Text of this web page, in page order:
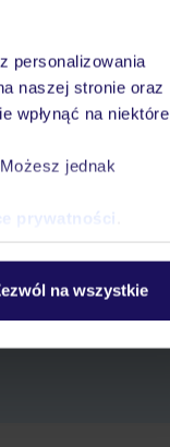
personalizowania
naszej stronie oraz
wpłynąć na niektóre
jednak
prywatności
na wszystkie
oferty.